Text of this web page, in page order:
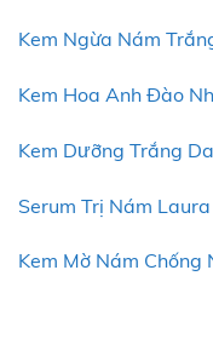
Kem Ngừa Nám
Kem Hoa Anh Đào
Kem Dưỡng Trắng
Serum Trị Nám
Kem Mờ Nám Chống